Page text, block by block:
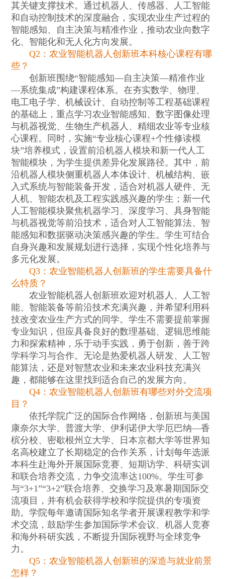
其关键支撑技术。通过机器人、传感器、人工智能
和自动控制技术的深度融合，实现农业生产过程的
智能感知、自主决策与精准作业，推动农业向数字
化、智能化和无人化方向发展。
Q2：农业智能机器人创新班本科核心课程有哪
些？
创新班围绕“智能感知—自主决策—精准作业
—系统集成”构建课程体系。在夯实数学、物理、
电工电子学、机械设计、自动控制等工程基础课程
的基础上，重点学习农业智能感知、数字图像处理
与机器视觉、生物生产机器人、精细农业等专业核
心课程。同时，实施“专业核心课程+个性修读模
块”培养模式，设置前沿机器人模块和新一代人工
智能模块，为学生提供差异化发展路径。其中，前
沿机器人模块侧重机器人本体设计、机械结构、嵌
入式系统与智能装备开发，适合对机器人硬件、无
人机、智能农机及工程实践感兴趣的学生；新一代
人工智能模块聚焦机器学习、深度学习、具身智能
与机器视觉等前沿技术，适合对人工智能算法、智
能感知和数据驱动决策感兴趣的学生。学生可结合
自身兴趣和发展规划进行选择，实现个性化培养与
多元化发展。
Q3：农业智能机器人创新班的学生需要具备什
么特质？
农业智能机器人创新班欢迎对机器人、人工智
能、智能装备等前沿技术充满兴趣，并希望利用科
技改变农业生产方式的同学。学生不需要提前掌握
专业知识，但应具备良好的数理基础、逻辑思维能
力和探索精神，乐于动手实践，勇于创新，善于跨
学科学习与合作。无论是热爱机器人研发、人工智
能算法，还是对智慧农业和未来农业科技充满兴
趣，都能够在这里找到适合自己的发展方向。
Q4：农业智能机器人创新班有哪些对外交流项
目？
依托学院广泛的国际合作网络，创新班与美国
康奈尔大学、普渡大学、伊利诺伊大学厄巴纳—香
槟分校、密歇根州立大学、日本京都大学等世界知
名高校建立了长期稳定的合作关系，计划每年选派
本科生赴海外开展国际竞赛、短期访学、科研实训
和联合培养交流，力争交流率达100%。学生可参
与“3+1”“3+2”联合培养、交换学习及寒暑期国际交
流项目，并有机会获得学校和学院提供的专项资
助。学院每年邀请国际知名学者开展课程教学和学
术交流，鼓励学生参加国际学术会议、机器人竞赛
和海外科研实践，不断提升国际视野与全球竞争
力。
Q5：农业智能机器人创新班的深造与就业前景
怎样？